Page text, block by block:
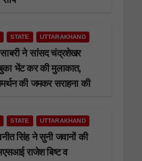
STATE UTTARAKHAND
साबरी ने सांसद चंद्रशेखर
भेंट कर की मुलाकात,
की जमकर सराहना की
STATE UTTARAKHAND
सिंह ने सुनी जवानों की
राजेश बिष्ट व